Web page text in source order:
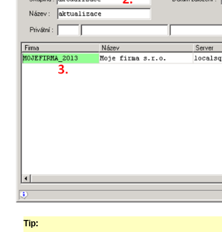
Tip: